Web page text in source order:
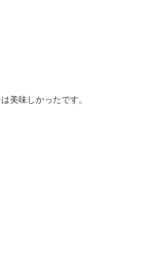
美味しかったです。